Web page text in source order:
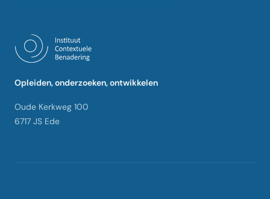
Opleiden, onderzoeken, ontwikkelen
Oude Kerkweg 100
6717 JS Ede